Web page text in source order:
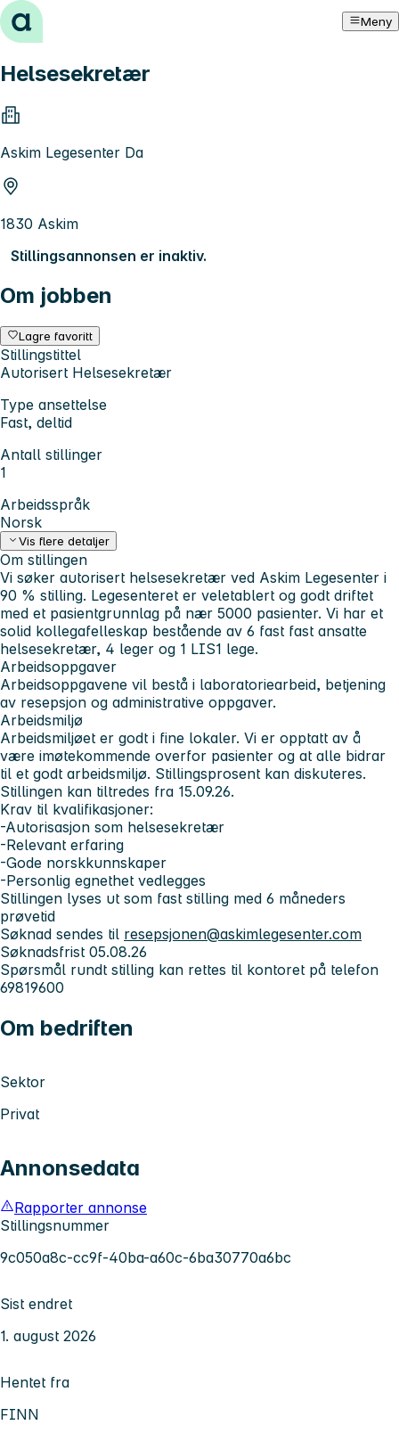
Hopp til innhold Meny
Helsesekretær
Askim Legesenter Da
1830 Askim
Stillingsannonsen er inaktiv.
Om jobben
Lagre favoritt
Stillingstittel
Autorisert Helsesekretær
Type ansettelse
Fast, deltid
Antall stillinger
1
Arbeidsspråk
Norsk
Vis flere detaljer
Om stillingen
Vi søker autorisert helsesekretær ved Askim Legesenter i
90 % stilling. Legesenteret er veletablert og godt driftet
med et pasientgrunnlag på nær 5000 pasienter. Vi har et
solid kollegafelleskap bestående av 6 fast fast ansatte
helsesekretær, 4 leger og 1 LIS1 lege.
Arbeidsoppgaver
Arbeidsoppgavene vil bestå i laboratoriearbeid, betjening
av resepsjon og administrative oppgaver.
Arbeidsmiljø
Arbeidsmiljøet er godt i fine lokaler. Vi er opptatt av å
være imøtekommende overfor pasienter og at alle bidrar
til et godt arbeidsmiljø. Stillingsprosent kan diskuteres.
Stillingen kan tiltredes fra 15.09.26.
Krav til kvalifikasjoner:
-Autorisasjon som helsesekretær
-Relevant erfaring
-Gode norskkunnskaper
-Personlig egnethet vedlegges
Stillingen lyses ut som fast stilling med 6 måneders
prøvetid
Søknad sendes til resepsjonen@askimlegesenter.com
Søknadsfrist 05.08.26
Spørsmål rundt stilling kan rettes til kontoret på telefon
69819600
Om bedriften
Sektor
Privat
Annonsedata
Rapporter annonse
Stillingsnummer
9c050a8c-cc9f-40ba-a60c-6ba30770a6bc
Sist endret
1. august 2026
Hentet fra
FINN